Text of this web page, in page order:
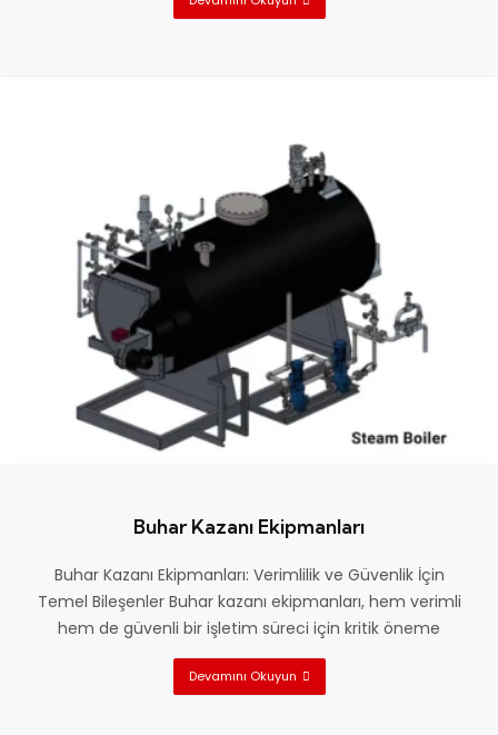
Buhar Kazanı Ekipmanları
Buhar Kazanı Ekipmanları: Verimlilik ve Güvenlik İçin
Temel Bileşenler Buhar kazanı ekipmanları, hem verimli
hem de güvenli bir işletim süreci için kritik öneme
Devamını Okuyun